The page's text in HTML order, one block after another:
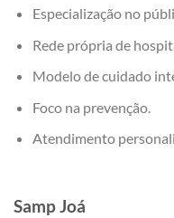
Especialização no
Rede própria de
Modelo de cuidado
Foco na prevenção.
Atendimento
SampJoá